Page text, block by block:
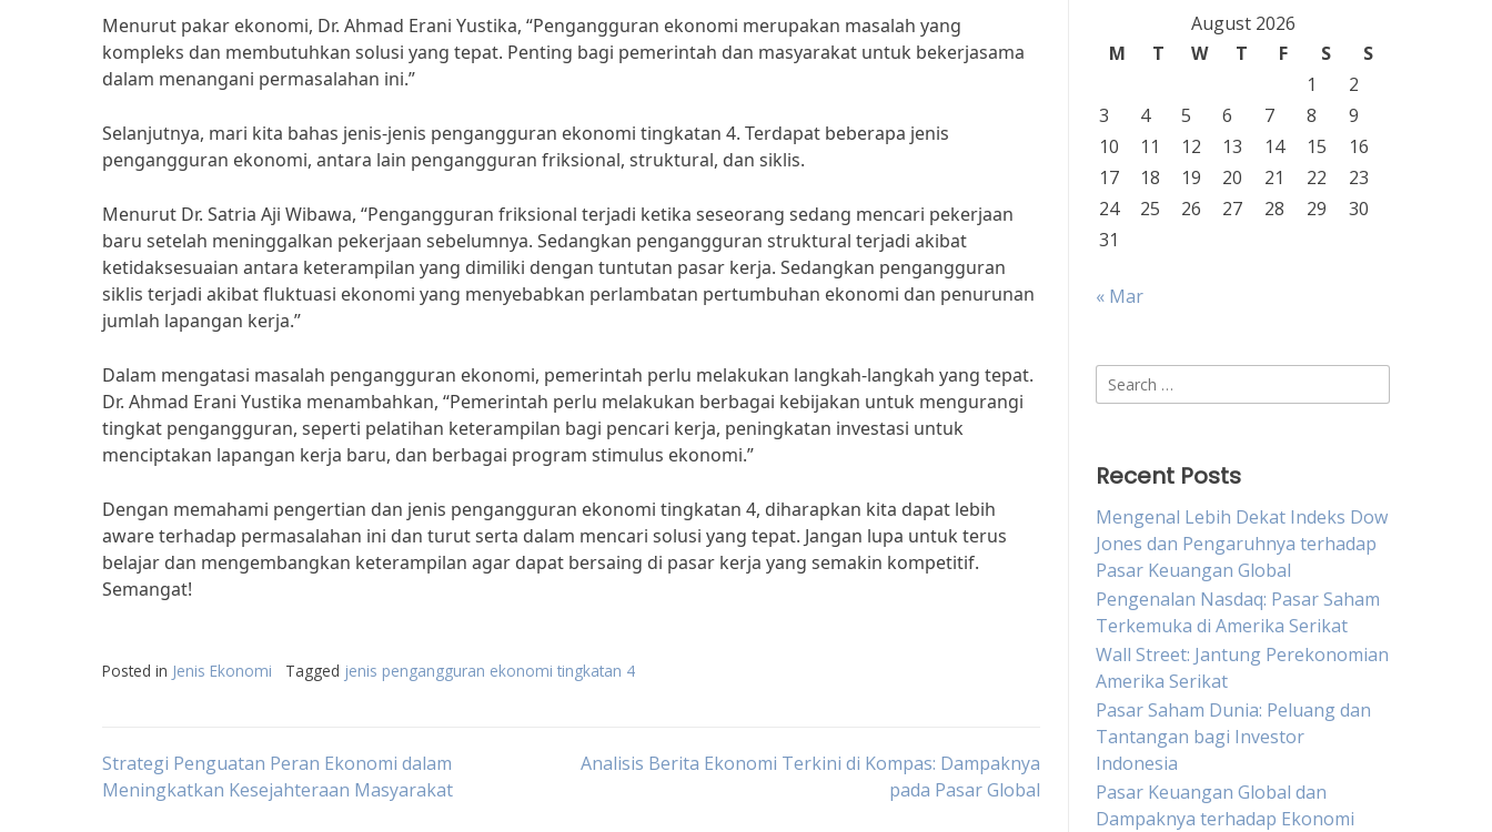
Menurut pakar ekonomi, Dr. Ahmad Erani Yustika, “Pengangguran ekonomi merupakan masalah yang
kompleks dan membutuhkan solusi yang tepat. Penting bagi pemerintah dan masyarakat untuk bekerjasama
dalam menangani permasalahan ini.”
Selanjutnya, mari kita bahas jenis-jenis pengangguran ekonomi tingkatan 4. Terdapat beberapa jenis
pengangguran ekonomi, antara lain pengangguran friksional, struktural, dan siklis.
Menurut Dr. Satria Aji Wibawa, “Pengangguran friksional terjadi ketika seseorang sedang mencari pekerjaan
baru setelah meninggalkan pekerjaan sebelumnya. Sedangkan pengangguran struktural terjadi akibat
ketidaksesuaian antara keterampilan yang dimiliki dengan tuntutan pasar kerja. Sedangkan pengangguran
siklis terjadi akibat fluktuasi ekonomi yang menyebabkan perlambatan pertumbuhan ekonomi dan penurunan
jumlah lapangan kerja.”
Dalam mengatasi masalah pengangguran ekonomi, pemerintah perlu melakukan langkah-langkah yang tepat.
Dr. Ahmad Erani Yustika menambahkan, “Pemerintah perlu melakukan berbagai kebijakan untuk mengurangi
tingkat pengangguran, seperti pelatihan keterampilan bagi pencari kerja, peningkatan investasi untuk
menciptakan lapangan kerja baru, dan berbagai program stimulus ekonomi.”
Dengan memahami pengertian dan jenis pengangguran ekonomi tingkatan 4, diharapkan kita dapat lebih
aware terhadap permasalahan ini dan turut serta dalam mencari solusi yang tepat. Jangan lupa untuk terus
belajar dan mengembangkan keterampilan agar dapat bersaing di pasar kerja yang semakin kompetitif.
Semangat!
Posted in Jenis Ekonomi Tagged jenis pengangguran ekonomi tingkatan 4
Post
Strategi Penguatan Peran Ekonomi dalam
Meningkatkan Kesejahteraan Masyarakat
Analisis Berita Ekonomi Terkini di Kompas: Dampaknya
pada Pasar Global
August 2026
M
T W T F S
S
1
2
3
4 5 6 7 8
9
10
11 12 13 14 15
16
17
18 19 20 21 22
23
24
25 26 27 28 29
30
31
« Mar
Search
for:
Recent Posts
Mengenal Lebih Dekat Indeks Dow
Jones dan Pengaruhnya terhadap
Pasar Keuangan Global
Pengenalan Nasdaq: Pasar Saham
Terkemuka di Amerika Serikat
Wall Street: Jantung Perekonomian
Amerika Serikat
Pasar Saham Dunia: Peluang dan
Tantangan bagi Investor
Indonesia
Pasar Keuangan Global dan
Dampaknya terhadap Ekonomi